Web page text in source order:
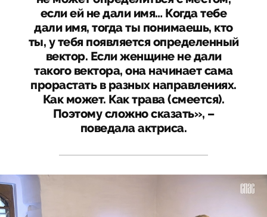
если ей не дали имя… Когда тебе
дали имя, тогда ты понимаешь, кто
ты, у тебя появляется определенный
вектор. Если женщине не дали
такого вектора, она начинает сама
прорастать в разных направлениях.
Как может. Как трава (смеется).
Поэтому сложно сказать», –
поведала актриса.